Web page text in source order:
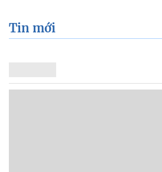
Tin mới